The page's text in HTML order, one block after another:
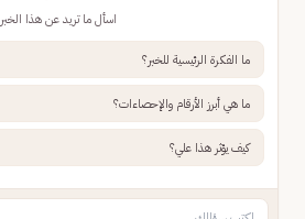
اسأل ما تريد عن هذا الخبر
ما الفكرة الرئيسية للخبر؟
ما هي أبرز الأرقام والإحصاءات؟
كيف يؤثر هذا علي؟